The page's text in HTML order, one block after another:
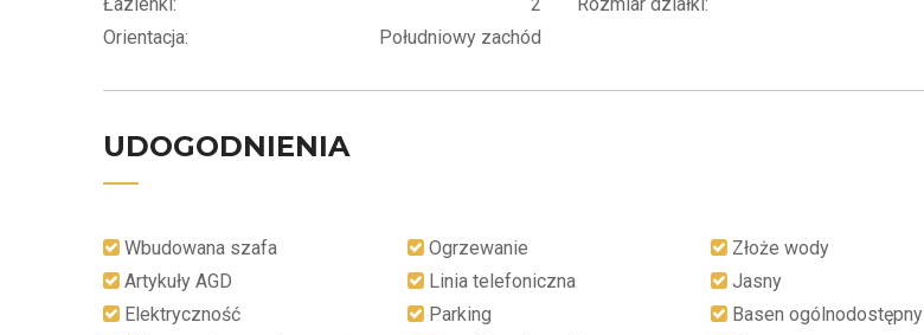
Orientacja:
Południowy zachód
UDOGODNIENIA
Wbudowana szafa Ogrzewanie
Złoże wody
Artykuły AGD
Linia telefoniczna
Jasny
Elektryczność
Parking
Basen ogólnodostępny